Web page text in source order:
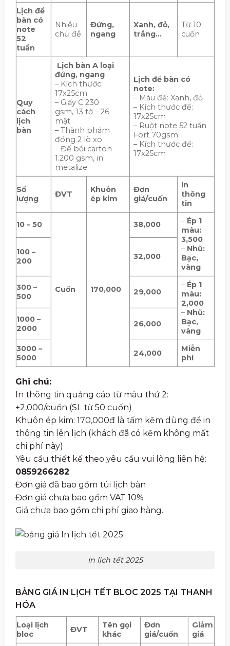
Lịch để
bàn có
note
52
tuần
Nhiều
chủ đề
Đứng,
ngang
Xanh, đỏ,
trắng…
Từ 10
cuốn
Quy
cách
lịch
bàn
Lịch bàn A loại
đứng, ngang
– Kích thước:
17x25cm
– Giấy C 230
gsm, 13 tờ – 26
mặt
– Thành phẩm
đóng 2 lò xo
– Đế bồi carton
1.200 gsm, in
metalize
Lịch để bàn có
note:
– Màu đế: Xanh, đỏ
– Kích thước đế:
17x25cm
– Ruột note 52 tuần
Fort 70gsm
– Kích thước đế:
17x25cm
Số
lượng
ĐVT
Khuôn
ép kim
Đơn
giá/cuốn
In
thông
tin
10 – 50
Cuốn 170,000
38,000 – Ép 1
màu:
3,500
– Nhũ:
Bạc,
vàng
100 –
200
32,000
300 –
500
29,000
– Ép 1
màu:
2,000
– Nhũ:
Bạc,
vàng
1000 –
2000
26,000
3000 –
5000
24,000
Miễn
phí
Ghi chú:
In thông tin quảng cáo từ màu thứ 2:
+2,000/cuốn (SL từ 50 cuốn)
Khuôn ép kim: 170,000đ là tấm kẽm dùng để in
thông tin lên lịch (khách đã có kẽm không mất
chi phí này)
Yêu cầu thiết kế theo yêu cầu vui lòng liên hệ:
0859266282
Đơn giá đã bao gồm túi lịch bàn
Đơn giá chưa bao gồm VAT 10%
Giá chưa bao gồm chi phí giao hàng.
In lịch tết 2025
BẢNG GIÁ IN LỊCH TẾT BLOC 2025 TẠI THANH
HÓA
Loại lịch
bloc
ĐVT
Tên gọi
khác
Đơn
giá/cuốn
Giảm
giá